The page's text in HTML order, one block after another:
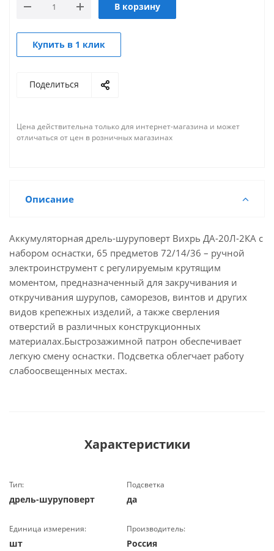
В корзину
Купить в 1 клик
Поделиться
Цена действительна только для интернет-магазина и может
отличаться от цен в розничных магазинах
Описание
Аккумуляторная дрель-шуруповерт Вихрь ДА-20Л-2КА с
набором оснастки, 65 предметов 72/14/36 – ручной
электроинструмент с регулируемым крутящим
моментом, предназначенный для закручивания и
откручивания шурупов, саморезов, винтов и других
видов крепежных изделий, а также сверления
отверстий в различных конструкционных
материалах.Быстрозажимной патрон обеспечивает
легкую смену оснастки. Подсветка облегчает работу
слабоосвещенных местах.
Характеристики
Тип:
дрель-шуруповерт
Подсветка
да
Единица измерения:
шт
Производитель:
Россия